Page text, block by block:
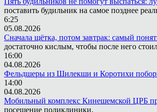
поставить будильник на самое позднее
6:25
05.08.2026
Сначала щётка, потом завтрак: самый
достаточно кислым, чтобы после него
16:00
04.08.2026
Фельдшеры из Шилекши и Коротихи
14:00
04.08.2026
Мобильный комплекс Кинешемской ЦРБ
посещение поликлиники.